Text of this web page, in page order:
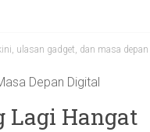
ulasan gadget, dan masa depan
Depan Digital
Lagi Hangat